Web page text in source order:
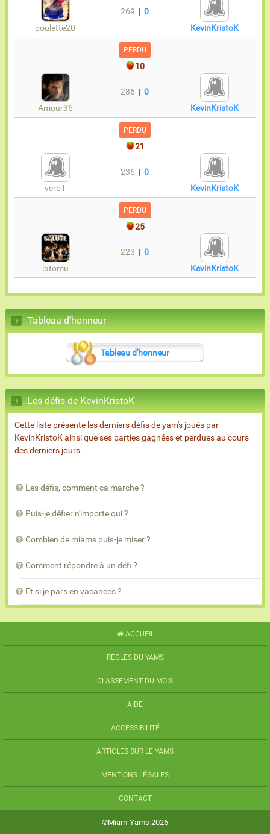
poulette20
269 |0
KevinKristoK
PERDU
10
Amour36
286 |0
KevinKristoK
PERDU
21
vero1
236 |0
KevinKristoK
PERDU
25
latomu
223 |0
KevinKristoK
Tableau d'honneur
Tableau d'honneur
Les défis de KevinKristoK
Cette liste présente les derniers défis de yam's joués par
KevinKristoK ainsi que ses parties gagnées et perdues au cours
des derniers jours.
Les défis, comment ça marche ?
Puis-je défier n'importe qui ?
Combien de miams puis-je miser ?
Comment répondre à un défi ?
Et si je pars en vacances ?
ACCUEIL
RÈGLES DU YAMS
CLASSEMENT DU MOIS
AIDE
ACCESSIBILITÉ
ARTICLES SUR LE YAMS
MENTIONS LÉGALES
CONTACT
©Miam-Yams 2026